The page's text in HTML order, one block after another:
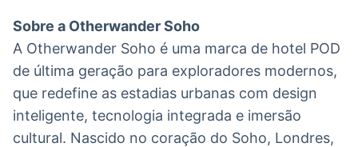
Sobre a Otherwander Soho
A Otherwander Soho é uma marca de hotel POD
de última geração para exploradores modernos,
que redefine as estadias urbanas com design
inteligente, tecnologia integrada e imersão
cultural. Nascido no coração do Soho, Londres,